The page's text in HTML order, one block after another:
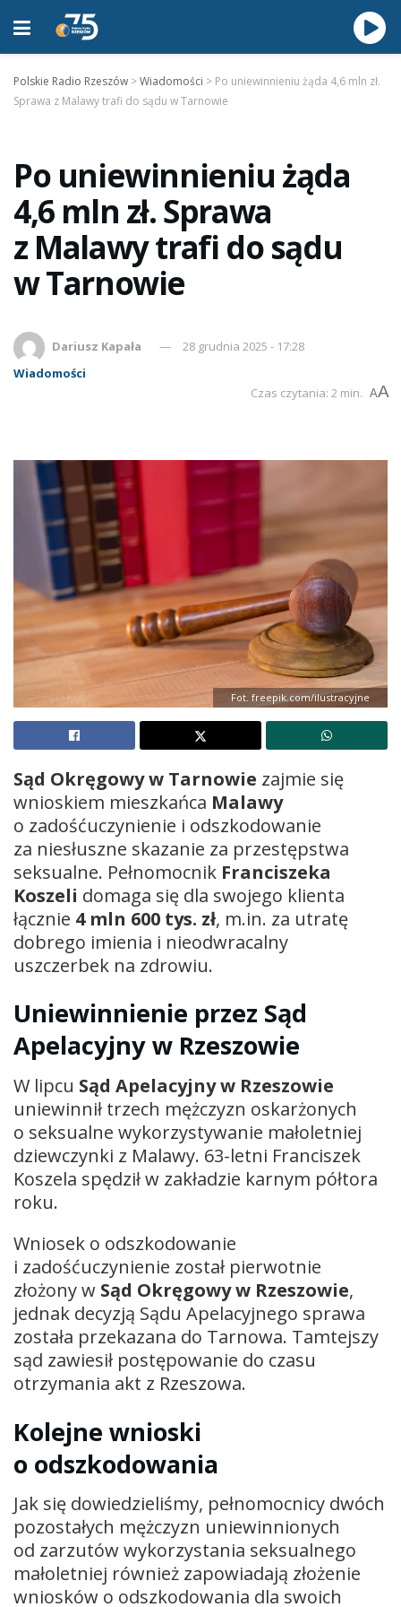
Polskie Radio Rzeszów >Wiadomości > Po uniewinnieniu żąda 4,6 mln zł.
Sprawa z Malawy trafi do sądu w Tarnowie
Po uniewinnieniu żąda
4,6 mln zł. Sprawa
z Malawy trafi do sądu
w Tarnowie
Dariusz Kapała
28 grudnia 2025 - 17:28
Wiadomości
Czas czytania: 2 min. AA
Fot. freepik.com/ilustracyjne
Sąd Okręgowy w Tarnowie zajmie się
wnioskiem mieszkańca Malawy
o zadośćuczynienie i odszkodowanie
za niesłuszne skazanie za przestępstwa
seksualne. Pełnomocnik Franciszeka
Koszeli domaga się dla swojego klienta
łącznie 4 mln 600 tys. zł, m.in. za utratę
dobrego imienia i nieodwracalny
uszczerbek na zdrowiu.
Uniewinnienie przez Sąd
Apelacyjny w Rzeszowie
W lipcu Sąd Apelacyjny w Rzeszowie
uniewinnił trzech mężczyzn oskarżonych
o seksualne wykorzystywanie małoletniej
dziewczynki z Malawy. 63-letni Franciszek
Koszela spędził w zakładzie karnym półtora
roku.
Wniosek o odszkodowanie
i zadośćuczynienie został pierwotnie
złożony w Sąd Okręgowy w Rzeszowie,
jednak decyzją Sądu Apelacyjnego sprawa
została przekazana do Tarnowa. Tamtejszy
sąd zawiesił postępowanie do czasu
otrzymania akt z Rzeszowa.
Kolejne wnioski
o odszkodowania
Jak się dowiedzieliśmy, pełnomocnicy dwóch
pozostałych mężczyzn uniewinnionych
od zarzutów wykorzystania seksualnego
małoletniej również zapowiadają złożenie
wniosków o odszkodowania dla swoich